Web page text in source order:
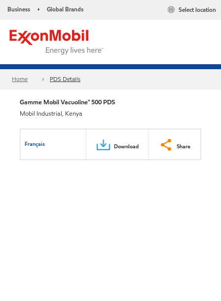
Business • Global Brands Select location
Home PDS Details
Gamme Mobil Vacuoline™ 500 PDS
Mobil Industrial, Kenya
Français Download Share